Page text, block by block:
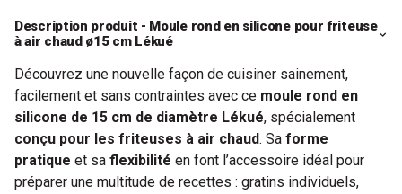
Description produit - Moule rond en silicone pour friteuse
à air chaud ø15 cm Lékué
Découvrez une nouvelle façon de cuisiner sainement,
facilement et sans contraintes avec ce moule rond en
silicone de 15 cm de diamètre Lékué, spécialement
conçu pour les friteuses à air chaud. Sa forme
pratique et sa flexibilité en font l’accessoire idéal pour
préparer une multitude de recettes : gratins individuels,